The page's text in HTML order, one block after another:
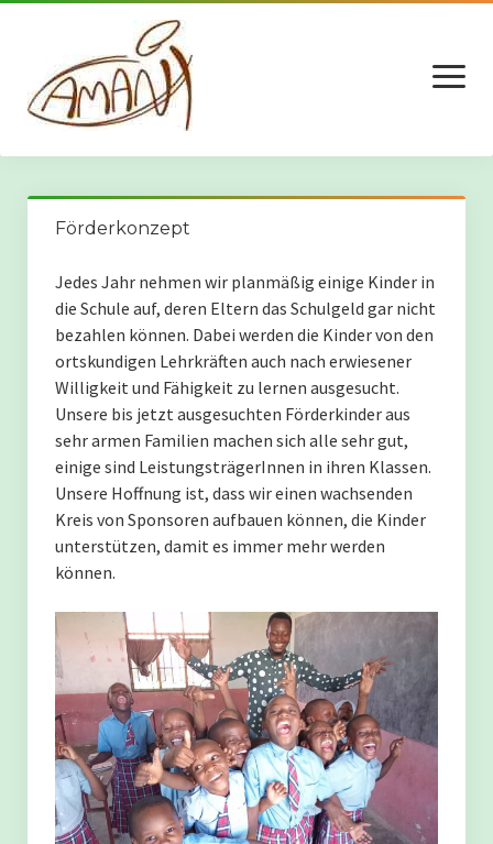
Menü
öffnen
Spenden – Wie?
Die neue Mensa
Der neue Computerraum (Eröffnet August 2024)
Ein neuer Schlafsaal für die Schule
Schulalltag in Kilwa
Start in den Tag
Lob für eine Schülerin
Sport
Der Einzugsbereich wächst.
Graduation
Förderkonzept
Jedes Jahr nehmen wir planmäßig einige Kinder in
die Schule auf, deren Eltern das Schulgeld gar nicht
bezahlen können. Dabei werden die Kinder von den
ortskundigen Lehrkräften auch nach erwiesener
Willigkeit und Fähigkeit zu lernen ausgesucht.
Unsere bis jetzt ausgesuchten Förderkinder aus
sehr armen Familien machen sich alle sehr gut,
einige sind LeistungsträgerInnen in ihren Klassen.
Unsere Hoffnung ist, dass wir einen wachsenden
Kreis von Sponsoren aufbauen können, die Kinder
unterstützen, damit es immer mehr werden
können.